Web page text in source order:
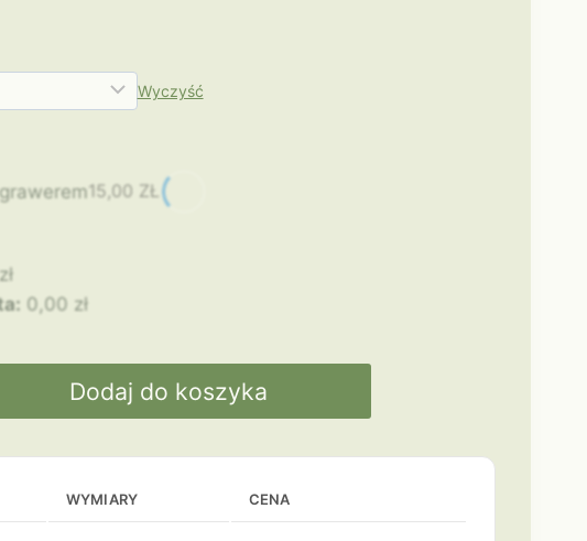
Wyczyść
15,00 ZŁ
zł
0,00 zł
Dodaj do koszyka
WYMIARY CENA